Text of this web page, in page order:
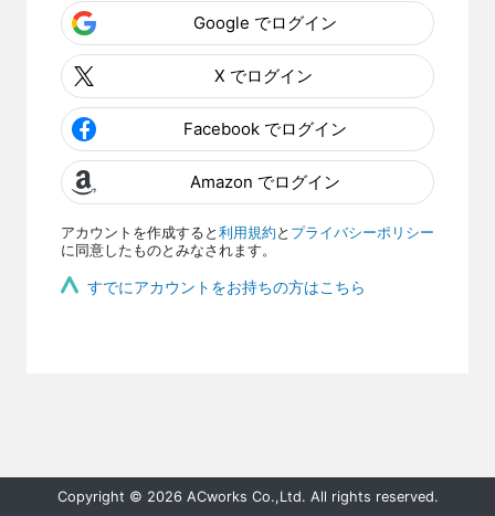
Google でログイン
X でログイン
Facebook でログイン
Amazon でログイン
アカウントを作成すると 利用規約 と プライバシーポリシー
に同意したものとみなされます。
すでにアカウントをお持ちの方はこちら
Copyright © 2026 ACworks Co.,Ltd. All rights reserved.